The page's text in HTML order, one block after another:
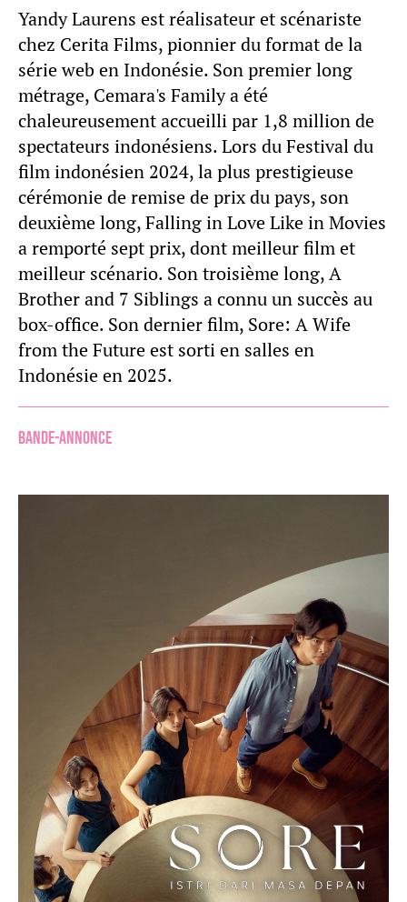
Yandy Laurens est réalisateur et scénariste
chez Cerita Films, pionnier du format de la
série web en Indonésie. Son premier long
métrage, Cemara's Family a été
chaleureusement accueilli par 1,8 million de
spectateurs indonésiens. Lors du Festival du
film indonésien 2024, la plus prestigieuse
cérémonie de remise de prix du pays, son
deuxième long, Falling in Love Like in Movies
a remporté sept prix, dont meilleur film et
meilleur scénario. Son troisième long, A
Brother and 7 Siblings a connu un succès au
box-office. Son dernier film, Sore: A Wife
from the Future est sorti en salles en
Indonésie en 2025.
Bande-annonce